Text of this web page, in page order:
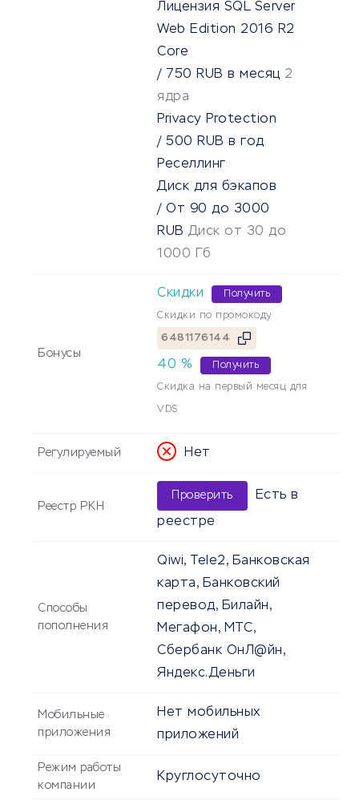
Лицензия SQL Server
Web Edition 2016 R2
Core
/ 750 RUB в месяц 2
ядра
Privacy Protection
/ 500 RUB в год
Реселлинг
Диск для бэкапов
/ От 90 до 3000
RUB Диск от 30 до
1000 Гб
Бонусы
Скидки Получить
Скидки по промокоду
6481176144
40 % Получить
Скидка на первый месяц для
VDS
Регулируемый Нет
Реестр РКН
Проверить Есть в
реестре
Способы
пополнения
Qiwi, Tele2, Банковская
карта, Банковский
перевод, Билайн,
Мегафон, МТС,
Сбербанк ОнЛ@йн,
Яндекс.Деньги
Мобильные
приложения
Нет мобильных
приложений
Режим работы
компании
Круглосуточно